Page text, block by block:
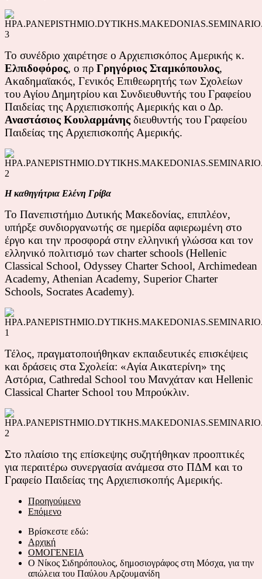
To συνέδριο χαιρέτησε ο Αρχιεπισκόπος Αμερικής κ.
Ελπιδοφόρος, ο πρ Γρηγόριος Σταμκόπουλος,
Ακαδημαϊακός, Γενικός Επιθεωρητής των Σχολείων
του Αγίου Δημητρίου και Συνδιευθυντής του Γραφείου
Παιδείας της Αρχιεπισκοπής Αμερικής και ο Δρ.
Αναστάσιος Κουλαρμάνης διευθυντής του Γραφείου
Παιδείας της Αρχιεπισκοπής Αμερικής.
Η καθηγήτρια Ελένη Γρίβα
Το Πανεπιστήμιο Δυτικής Μακεδονίας, επιπλέον,
υπήρξε συνδιοργανωτής σε ημερίδα αφιερωμένη στο
έργο και την προσφορά στην ελληνική γλώσσα και τον
ελληνικό πολιτισμό των charter schools (Hellenic
Classical School, Odyssey Charter School, Archimedean
Academy, Athenian Academy, Superior Charter
Schools, Socrates Academy).
Τέλος, πραγματοποιήθηκαν εκπαιδευτικές επισκέψεις
και δράσεις στα Σχολεία: «Αγία Αικατερίνη» της
Αστόρια, Cathredal School του Μανχάταν και Hellenic
Classical Charter School του Μπρούκλιν.
Στο πλαίσιο της επίσκεψης συζητήθηκαν προοπτικές
για περαιτέρω συνεργασία ανάμεσα στο ΠΔΜ και το
Γραφείο Παιδείας της Αρχιεπισκοπής Αμερικής.
Προηγούμενο
Επόμενο
Βρίσκεστε εδώ:
Αρχική
ΟΜΟΓΕΝΕΙΑ
Ο Νίκος Σιδηρόπουλος, δημοσιογράφος στη Μόσχα, για την
απώλεια του Παύλου Αρζουμανίδη